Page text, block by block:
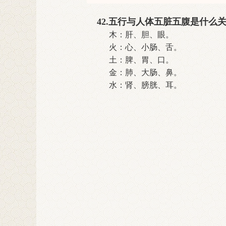
42.五行与人体五脏五腹是什么
木：肝、胆、眼。
火：心、小肠、舌。
土：脾、胃、口。
金：肺、大肠、鼻。
水：肾、膀胱、耳。